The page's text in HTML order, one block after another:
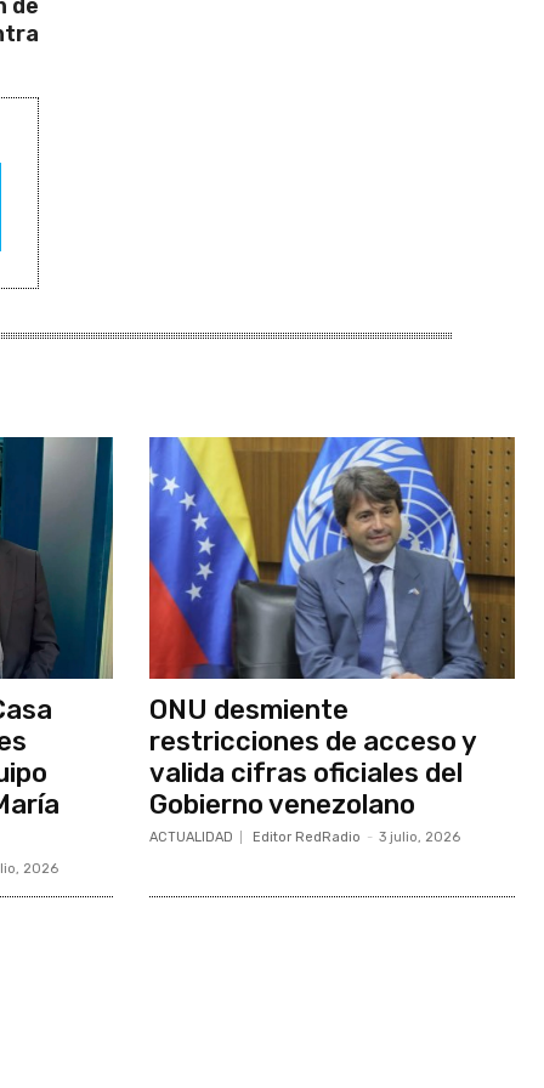
de
2026
ONU desmiente
restricciones de acceso y
valida cifras oficiales del
Gobierno venezolano
ACTUALIDAD Editor RedRadio - 3 julio, 2026